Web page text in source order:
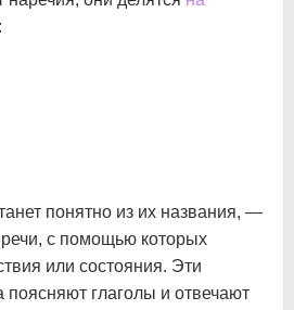
:
понятно из их названия, —
речи, с помощью которых
или состояния. Эти
глаголы и отвечают